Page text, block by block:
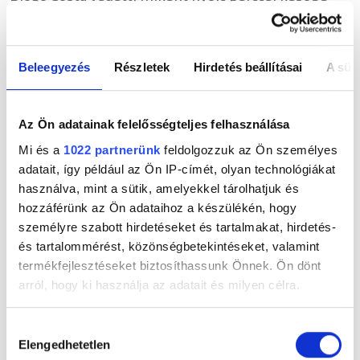
Beleegyezés Részletek Hirdetés beállításai A
Az Ön adatainak felelősségteljes felhasználása
Mi és a 1022 partnerünk feldolgozzuk az Ön személyes
adatait, így például az Ön IP-címét, olyan technológiákat
használva, mint a sütik, amelyekkel tárolhatjuk és
hozzáférünk az Ön adataihoz a készülékén, hogy
személyre szabott hirdetéseket és tartalmakat, hirdetés-
és tartalommérést, közönségbetekintéseket, valamint
termékfejlesztéseket biztosíthassunk Önnek. Ön dönt
arról, hogy ki használja az adatait és milyen célra.
Információgyűjtés az Ön földrajzi
kiválasztása
Elengedhetetlen
Visszaesett az iram, de a váratlan
tempóváltásokkal, gyorsításokkal nem fulladt
unalomba a találkozó.
döntetlennel és a hosszabbítással, de a 91. percben
Mikel Merino góljával a spanyolok megnyerték a
mérkőzést.
A belga válogatott 4-1-re legyőzte a
társházigazda Egyesült Államok csapatát
Az amerikaiak sorozatban negyedik
világbajnokságukon jutottak el a nyolcaddöntőig, de
a 2002-es torna óta képtelenek továbblépni.
európai idő szerint – 21 órától a spanyolokkal játszik
Los Angelesben.